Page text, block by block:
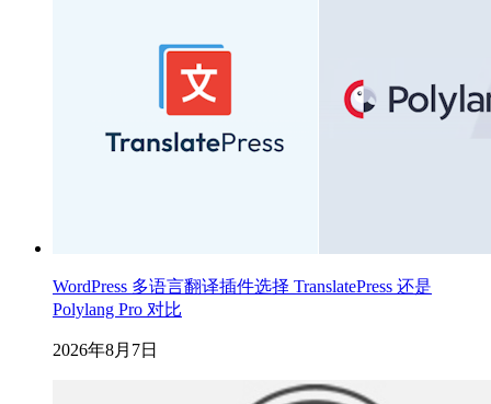
WordPress 多语言翻译插件选择 TranslatePress 还是
Polylang Pro 对比
2026年8月7日